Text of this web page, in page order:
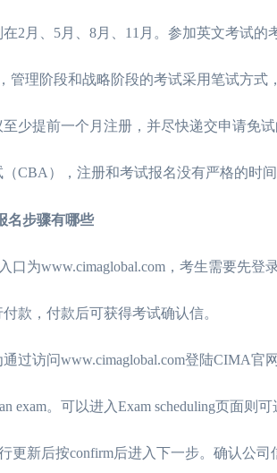
2月、5月、8月、11月。参加英文考试
管理阶段和战略阶段的考试采用笔试方
至少提前一个月注册，并尽快递交申请免
CBA），注册和考试报名没有严格的时
步骤有哪些
口为www.cimaglobal.com，考生需要先
款，付款后可获得考试确认信。
过访问www.cimaglobal.com登陆CIMA
exam。可以进入Exam scheduling页面
更新后按confirm后进入下一步。确认公